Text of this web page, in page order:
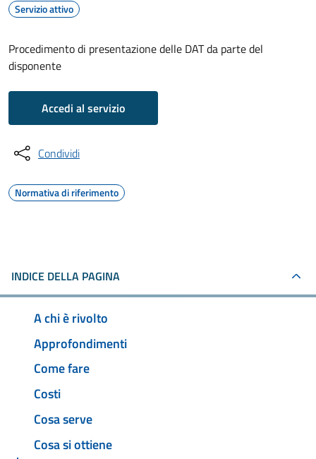
Servizio attivo
Procedimento di presentazione delle DAT da parte del
disponente
Accedi al servizio
Condividi
Normativa di riferimento
INDICE DELLA PAGINA
A chi è rivolto
Approfondimenti
Come fare
Costi
Cosa serve
Cosa si ottiene